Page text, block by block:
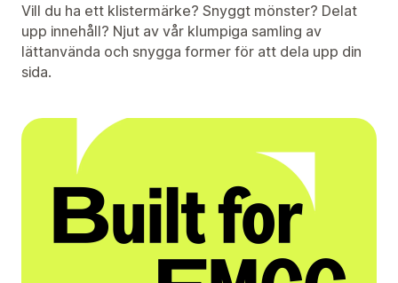
Vill du ha ett klistermärke? Snyggt mönster? Delat
upp innehåll? Njut av vår klumpiga samling av
lättanvända och snygga former för att dela upp din
sida.